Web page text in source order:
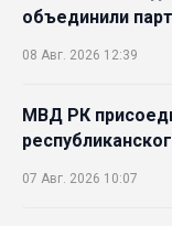
объединили
08 Авг. 2026 12:39
МВД РК
07 Авг. 2026 10:07